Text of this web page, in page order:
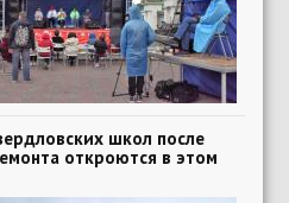
школ после
откроются в этом